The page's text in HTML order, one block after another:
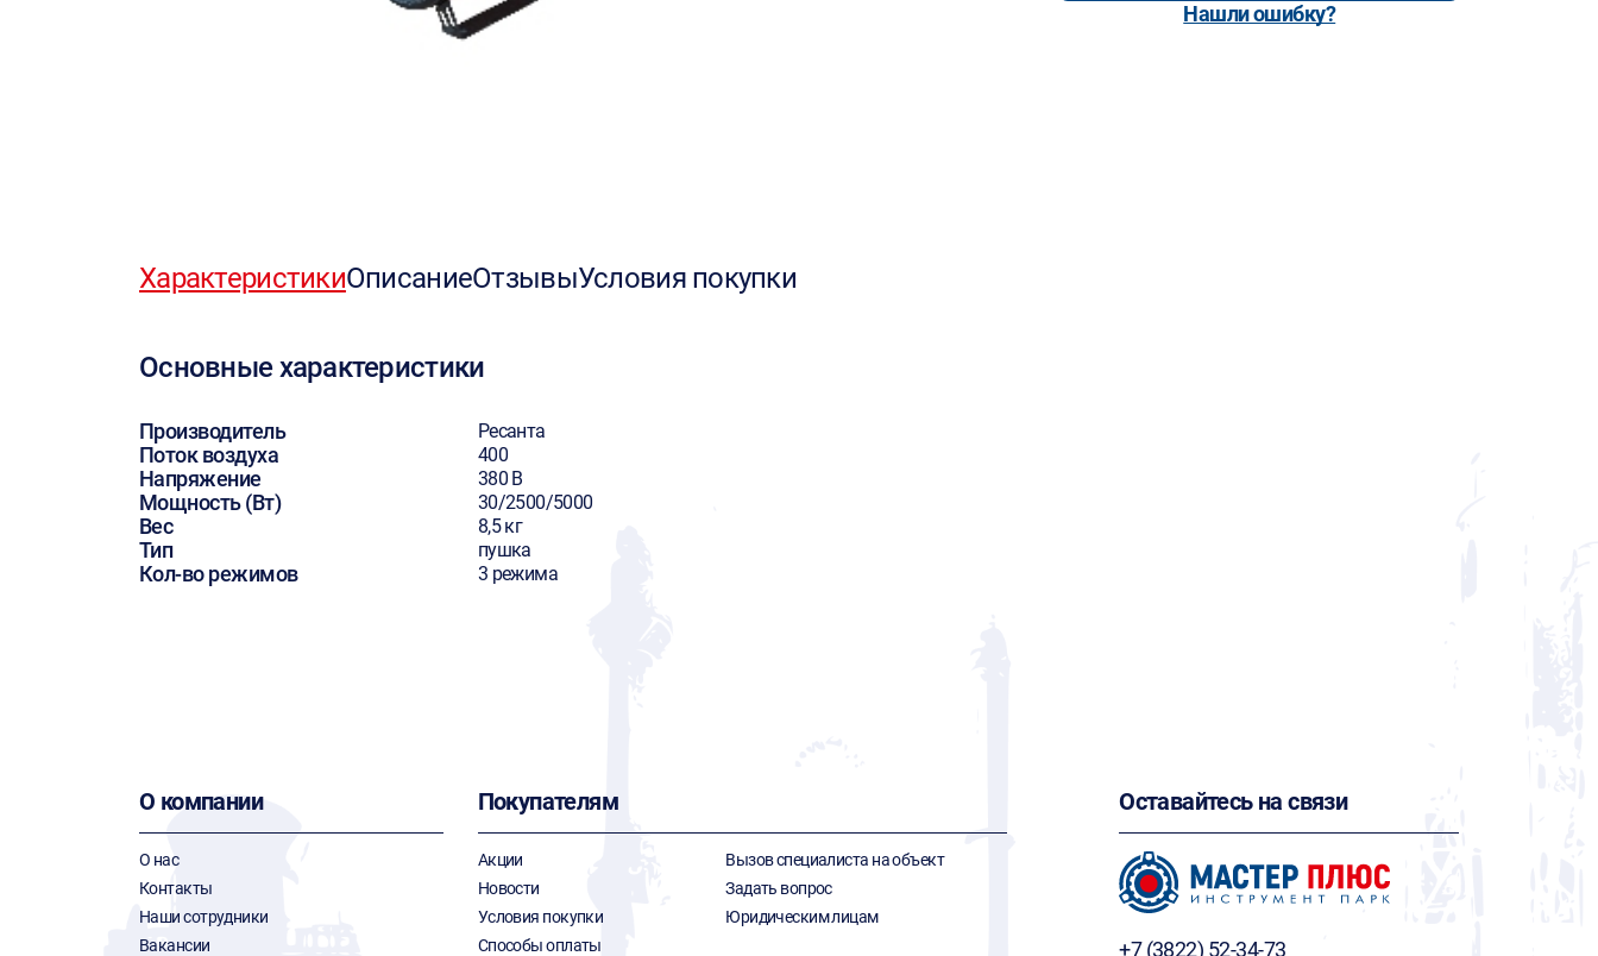
Нашли ошибку?
ХарактеристикиОписаниеОтзывыУсловия покупки
Основные характеристики
Производитель Ресанта
Поток воздуха 400
Напряжение 380 В
Мощность (Вт) 30/2500/5000
Вес 8,5 кг
Тип пушка
Кол-во режимов 3 режима
О компании
О нас
Контакты
Наши сотрудники
Вакансии
Покупателям
Акции
Новости
Условия покупки
Способы оплаты
Вызов специалиста на объект
Задать вопрос
Юридическим лицам
Оставайтесь на связи
+7 (3822) 52-34-73